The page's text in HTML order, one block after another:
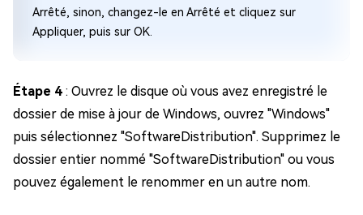
Arrêté, sinon, changez-le en Arrêté et cliquez sur
Appliquer, puis sur OK.
Étape 4 : Ouvrez le disque où vous avez enregistré le
dossier de mise à jour de Windows, ouvrez "Windows"
puis sélectionnez "SoftwareDistribution". Supprimez le
dossier entier nommé "SoftwareDistribution" ou vous
pouvez également le renommer en un autre nom.